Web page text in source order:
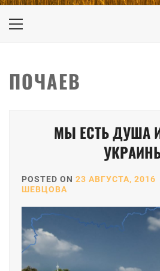
Primary
ПОЧАЕВ
МЫ ЕСТЬ ДУША
POSTED ON 23 АВГУСТА, 2016
ШЕВЦОВА